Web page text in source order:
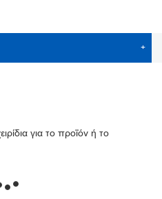
+
για το προϊόν ή το